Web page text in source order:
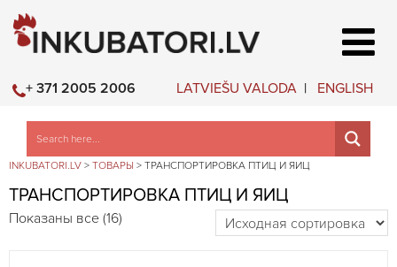
LATVIEŠU VALODA ENGLISH
+ 371 2005 2006
INKUBATORI.LV > ТОВАРЫ > ТРАНСПОРТИРОВКА ПТИЦ И ЯИЦ
ТРАНСПОРТИРОВКА ПТИЦ И ЯИЦ
Показаны все (16)